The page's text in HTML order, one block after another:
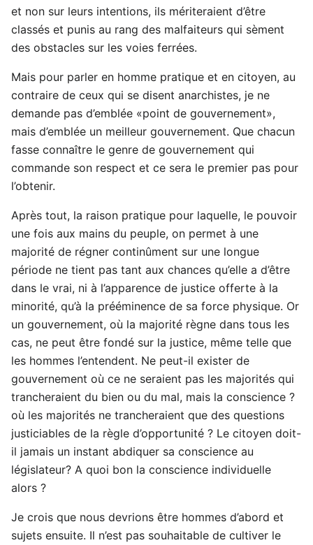
et non sur leurs intentions, ils mériteraient d’être
classés et punis au rang des malfaiteurs qui sèment
des obstacles sur les voies ferrées.
Mais pour parler en homme pratique et en citoyen, au
contraire de ceux qui se disent anarchistes, je ne
demande pas d’emblée «point de gouvernement»,
mais d’emblée un meilleur gouvernement. Que chacun
fasse connaître le genre de gouvernement qui
commande son respect et ce sera le premier pas pour
l’obtenir.
Après tout, la raison pratique pour laquelle, le pouvoir
une fois aux mains du peuple, on permet à une
majorité de régner continûment sur une longue
période ne tient pas tant aux chances qu’elle a d’être
dans le vrai, ni à l’apparence de justice offerte à la
minorité, qu’à la prééminence de sa force physique. Or
un gouvernement, où la majorité règne dans tous les
cas, ne peut être fondé sur la justice, même telle que
les hommes l’entendent. Ne peut-il exister de
gouvernement où ce ne seraient pas les majorités qui
trancheraient du bien ou du mal, mais la conscience ?
où les majorités ne trancheraient que des questions
justiciables de la règle d’opportunité ? Le citoyen doit-
il jamais un instant abdiquer sa conscience au
législateur? A quoi bon la conscience individuelle
alors ?
Je crois que nous devrions être hommes d’abord et
sujets ensuite. Il n’est pas souhaitable de cultiver le